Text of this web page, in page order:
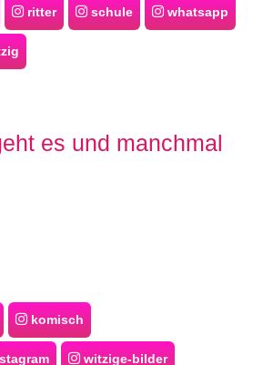
ritter schule whatsapp
es und manchmal
komisch
witzige-bilder